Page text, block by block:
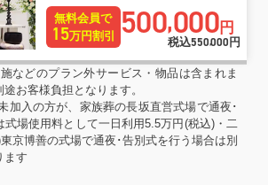
無料会員で
15万円割引 500,000円
税込550,000 円
などのプラン外サービス・物品は含まれま
お客様負担となります。
加入の方が、家族葬の長坂直営式場で通夜･
式場使用料として一日利用5.5万円(税込)・二
京博善の式場で通夜･告別式を行う場合は別
ます